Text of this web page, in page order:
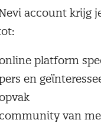
account krijg
platform
en
van